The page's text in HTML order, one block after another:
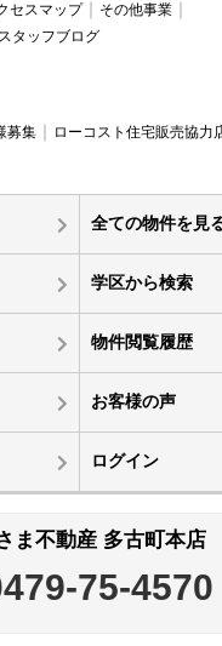
セスマップ
その他事業
スタッフブログ
募集 ローコスト住宅販売協力
全ての物件を見
学区から検索
物件閲覧履歴
お客様の声
ログイン
ま不動産 多古町本店
75-4570